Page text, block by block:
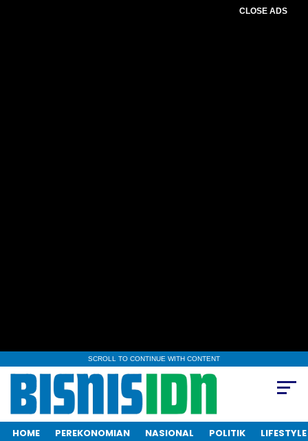
CLOSE ADS
SCROLL TO CONTINUE WITH CONTENT
HOME PEREKONOMIAN NASIONAL POLITIK LIFESTYLE